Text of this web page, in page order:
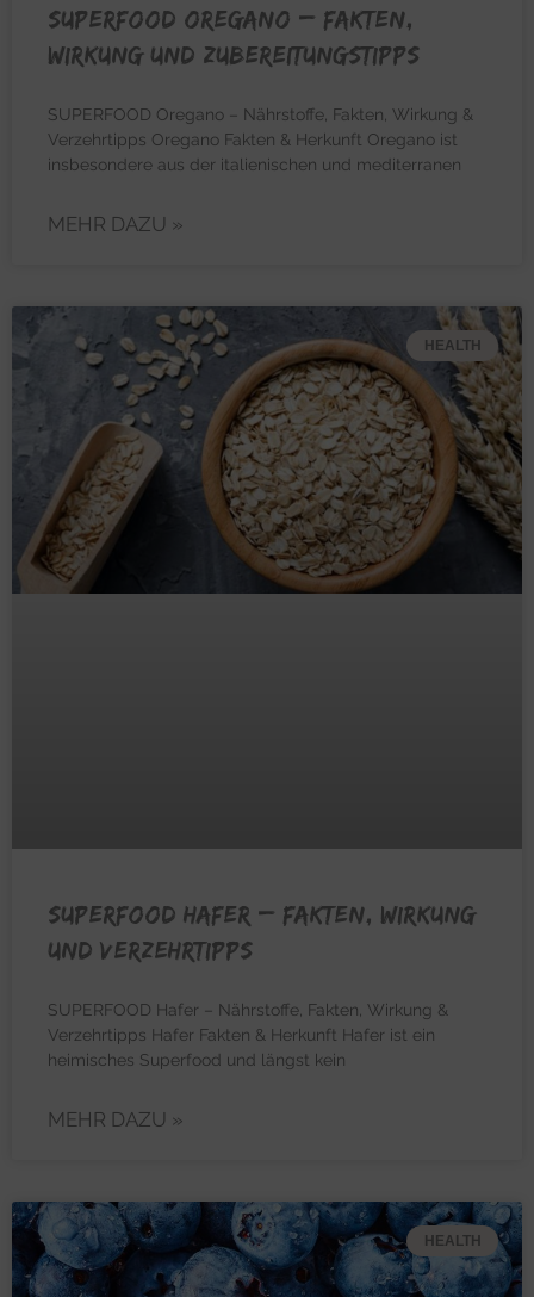
SUPERFOOD OREGANO – Fakten,
Wirkung und Zubereitungstipps
SUPERFOOD Oregano – Nährstoffe, Fakten, Wirkung &
Verzehrtipps Oregano Fakten & Herkunft Oregano ist
insbesondere aus der italienischen und mediterranen
MEHR DAZU »
HEALTH
SUPERFOOD HAFER – Fakten, Wirkung
und Verzehrtipps
SUPERFOOD Hafer – Nährstoffe, Fakten, Wirkung &
Verzehrtipps Hafer Fakten & Herkunft Hafer ist ein
heimisches Superfood und längst kein
MEHR DAZU »
HEALTH